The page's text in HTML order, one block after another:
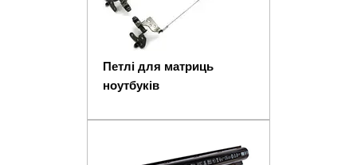
Петлі для матриць
ноутбуків